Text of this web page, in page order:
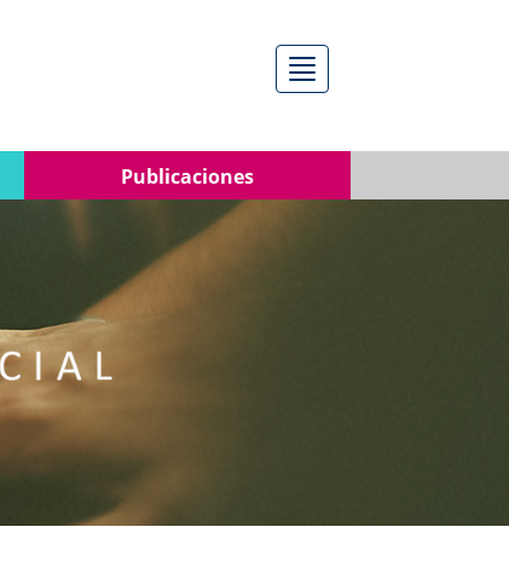
Menú
Publicaciones